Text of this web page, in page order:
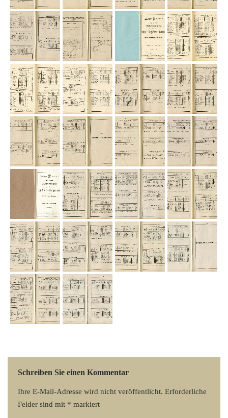
Schreiben Sie einen Kommentar
Ihre E-Mail-Adresse wird nicht veröffentlicht. Erforderliche
Felder sind mit * markiert